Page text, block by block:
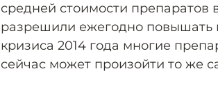
средней стоимости препаратов
разрешили ежегодно повышать
кризиса 2014 года многие
сейчас может произойти то же